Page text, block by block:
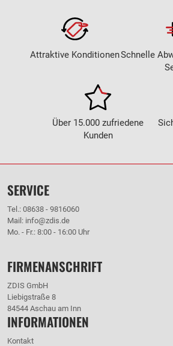
Attraktive KonditionenSchnelle
Über 15.000 zufriedene
Kunden
SERVICE
Tel.: 08638 - 9816060
Mail: info@zdis.de
Mo. - Fr.: 8:00 - 16:00 Uhr
FIRMENANSCHRIFT
ZDIS GmbH
Liebigstraße 8
84544 Aschau am Inn
INFORMATIONEN
Kontakt